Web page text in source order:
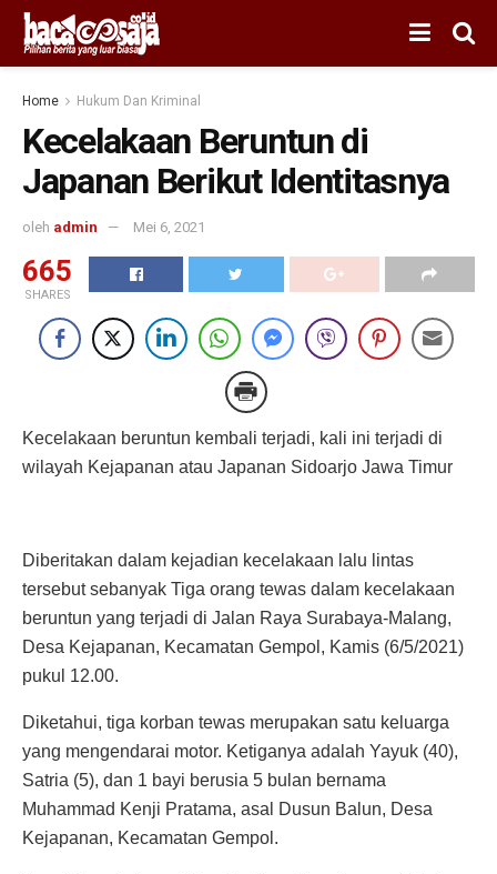
Home Hukum Dan Kriminal
Kecelakaan Beruntun di
Japanan Berikut Identitasnya
oleh admin Mei 6, 2021
665
SHARES
Kecelakaan beruntun kembali terjadi, kali ini terjadi di
wilayah Kejapanan atau Japanan Sidoarjo Jawa Timur
Diberitakan dalam kejadian kecelakaan lalu lintas
tersebut sebanyak Tiga orang tewas dalam kecelakaan
beruntun yang terjadi di Jalan Raya Surabaya-Malang,
Desa Kejapanan, Kecamatan Gempol, Kamis (6/5/2021)
pukul 12.00.
Diketahui, tiga korban tewas merupakan satu keluarga
yang mengendarai motor. Ketiganya adalah Yayuk (40),
Satria (5), dan 1 bayi berusia 5 bulan bernama
Muhammad Kenji Pratama, asal Dusun Balun, Desa
Kejapanan, Kecamatan Gempol.